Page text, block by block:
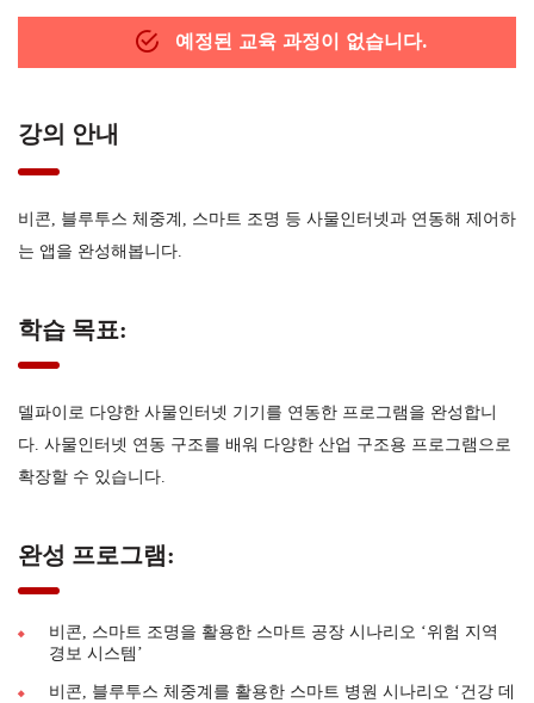
예정된 교육 과정이 없습니다.
강의 안내
비콘, 블루투스 체중계, 스마트 조명 등 사물인터넷과 연동해 제어하
는 앱을 완성해봅니다.
학습 목표:
델파이로 다양한 사물인터넷 기기를 연동한 프로그램을 완성합니
다. 사물인터넷 연동 구조를 배워 다양한 산업 구조용 프로그램으로
확장할 수 있습니다.
완성 프로그램:
비콘, 스마트 조명을 활용한 스마트 공장 시나리오 ‘위험 지역
경보 시스템’
비콘, 블루투스 체중계를 활용한 스마트 병원 시나리오 ‘건강 데